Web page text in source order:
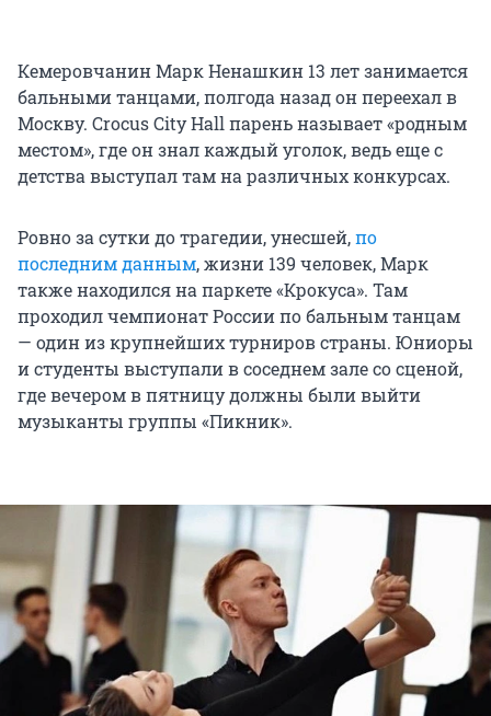
Кемеровчанин Марк Ненашкин 13 лет занимается
бальными танцами, полгода назад он переехал в
Москву. Crocus City Hall парень называет «родным
местом», где он знал каждый уголок, ведь еще с
детства выступал там на различных конкурсах.
Ровно за сутки до трагедии, унесшей,по
последним данным, жизни 139 человек, Марк
также находился на паркете «Крокуса». Там
проходил чемпионат России по бальным танцам
— один из крупнейших турниров страны. Юниоры
и студенты выступали в соседнем зале со сценой,
где вечером в пятницу должны были выйти
музыканты группы «Пикник».